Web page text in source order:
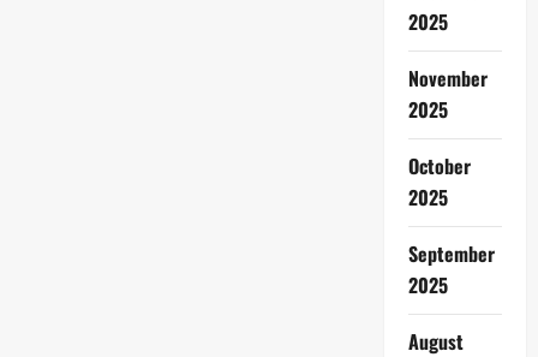
2025
November
2025
October
2025
September
2025
August